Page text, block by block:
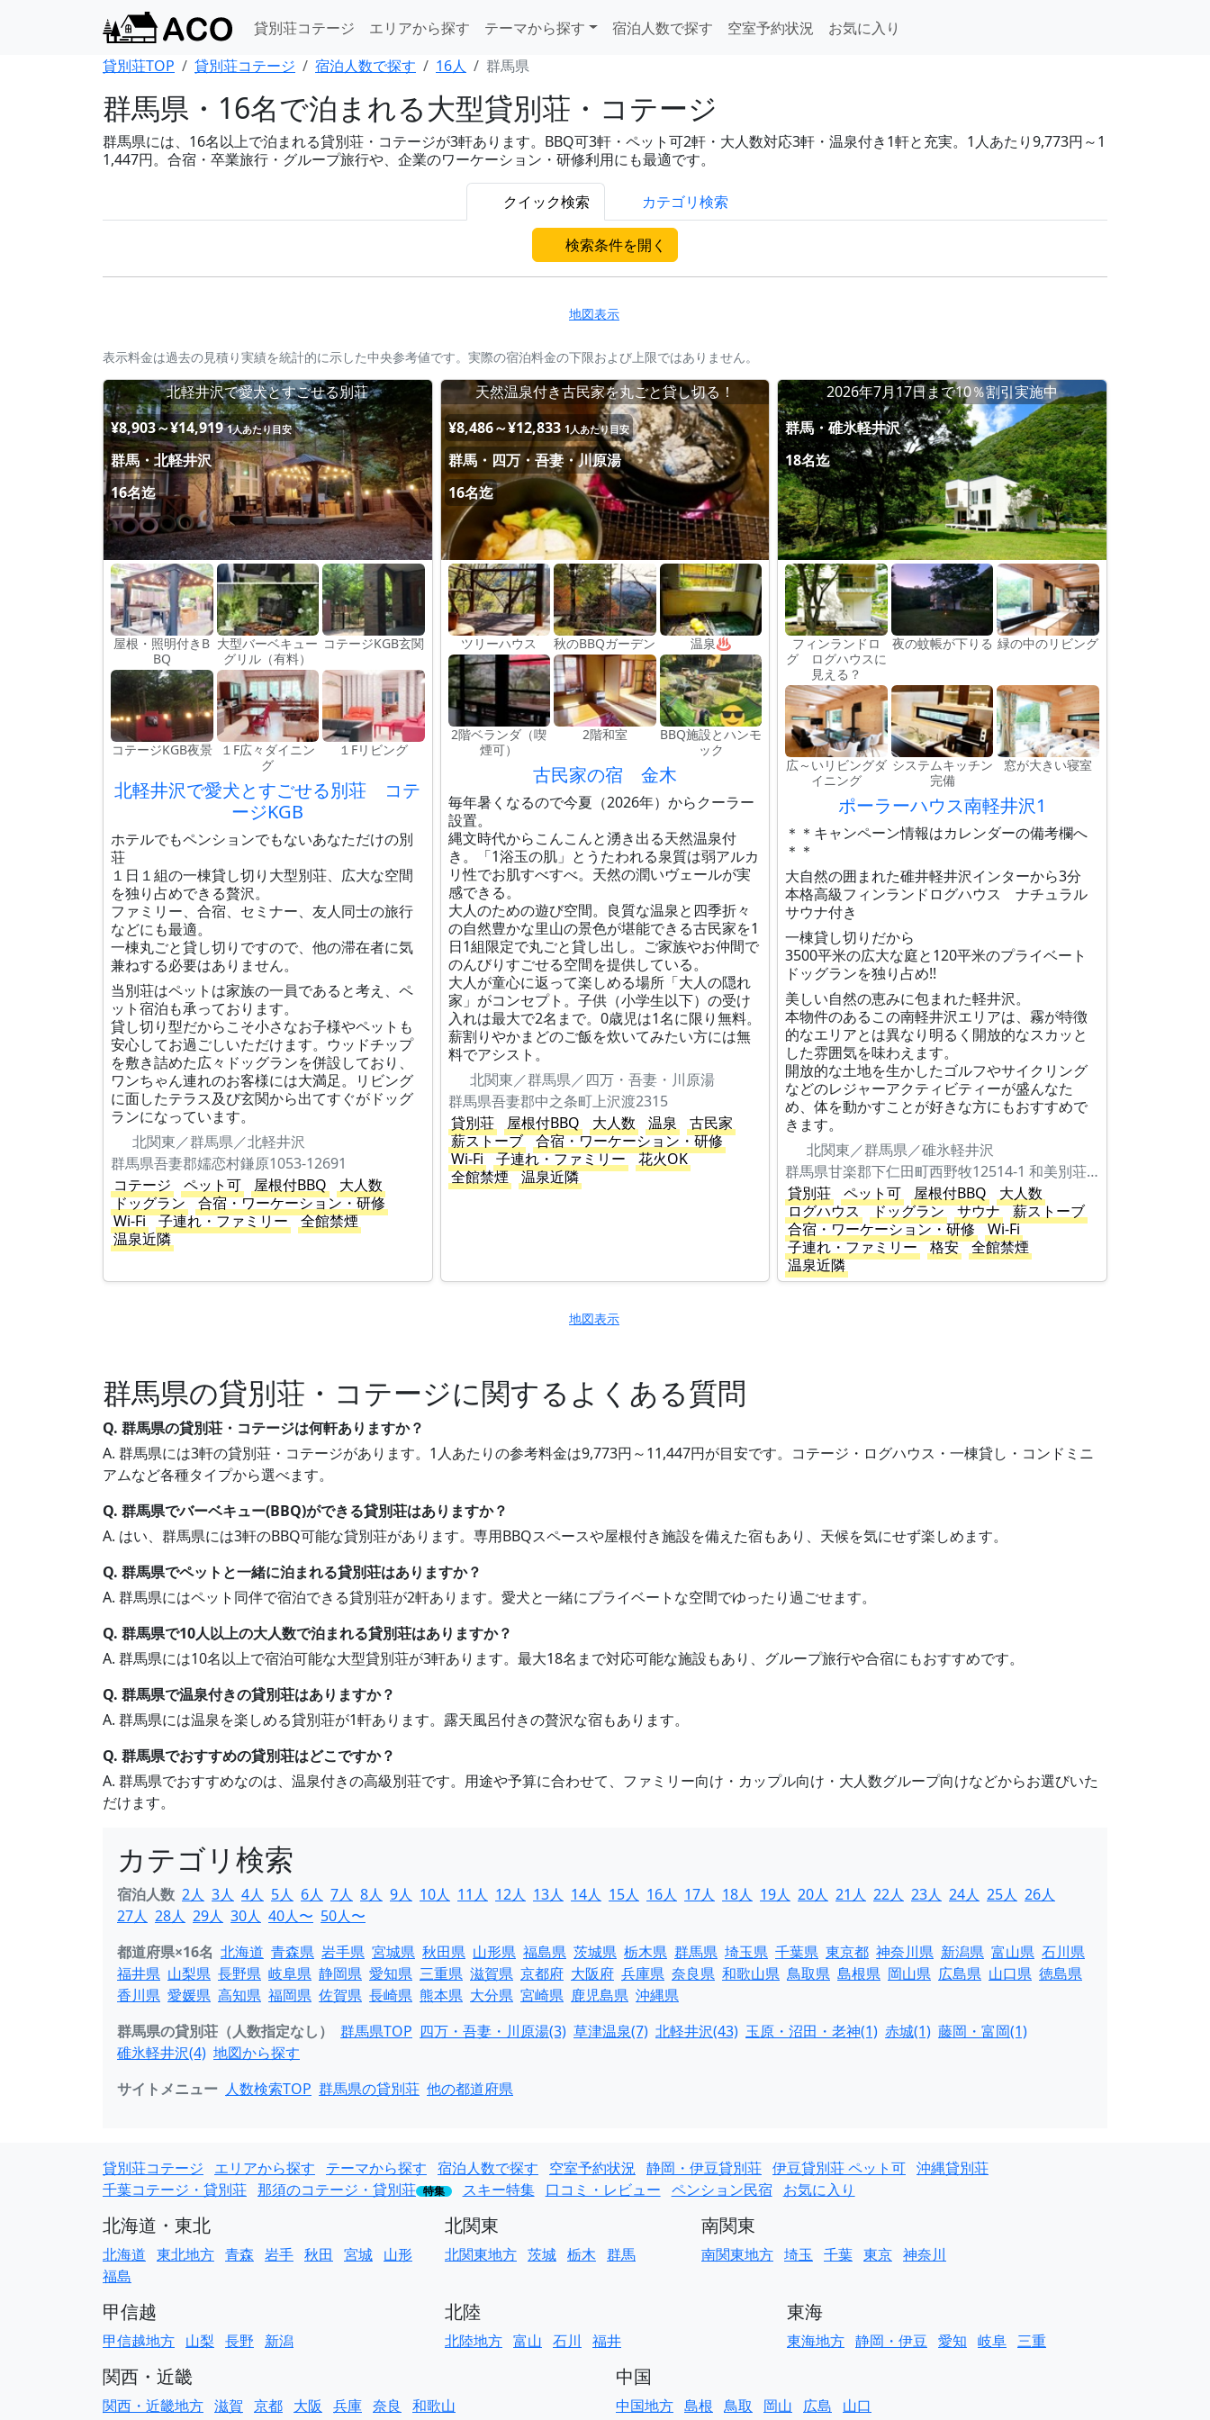
貸別荘コテージ エリアから探す テーマから探す 宿泊人数で探す 空室予約状況
お気に入り
貸別荘TOP
貸別荘コテージ 宿泊人数で探す 16人 群馬県
群馬県・16名で泊まれる大型貸別荘・コテージ
群馬県には、16名以上で泊まれる貸別荘・コテージが3軒あります。BBQ可3軒・ペット可2軒・大人数対応3軒・温泉付き1軒と充実。1人あたり9,773円～1
1,447円。合宿・卒業旅行・グループ旅行や、企業のワーケーション・研修利用にも最適です。
クイック検索 カテゴリ検索
検索条件を開く
地図表示
表示料金は過去の見積り実績を統計的に示した中央参考値です。実際の宿泊料金の下限および上限ではありません。
北軽井沢で愛犬とすごせる別荘
¥8,903～¥14,919 1人あたり目安
群馬・北軽井沢
16名迄
屋根・照明付きB
BQ
大型バーベキュー
グリル（有料）
コテージKGB玄関
コテージKGB夜景
１F広々ダイニン
グ
１Fリビング
北軽井沢で愛犬とすごせる別荘 コテ
ージKGB
ホテルでもペンションでもないあなただけの別
荘
１日１組の一棟貸し切り大型別荘、広大な空間
を独り占めできる贅沢。
ファミリー、合宿、セミナー、友人同士の旅行
などにも最適。
一棟丸ごと貸し切りですので、他の滞在者に気
兼ねする必要はありません。
当別荘はペットは家族の一員であると考え、ペ
ット宿泊も承っております。
貸し切り型だからこそ小さなお子様やペットも
安心してお過ごしいただけます。ウッドチップ
を敷き詰めた広々ドッグランを併設しており、
ワンちゃん連れのお客様には大満足。リビング
に面したテラス及び玄関から出てすぐがドッグ
ランになっています。
北関東／群馬県／北軽井沢
群馬県吾妻郡嬬恋村鎌原1053-12691
コテージ
ペット可 屋根付BBQ
大人数
ドッグラン
合宿・ワーケーション・研修
Wi-Fi
子連れ・ファミリー
全館禁煙
温泉近隣
天然温泉付き古民家を丸ごと貸し切る！
¥8,486～¥12,833 1人あたり目安
群馬・四万・吾妻・川原湯
16名迄
ツリーハウス 秋のBBQガーデン 温泉♨
2階ベランダ（喫
煙可）
2階和室
BBQ施設とハンモ
ック
古民家の宿 金木
毎年暑くなるので今夏（2026年）からクーラー
設置。
縄文時代からこんこんと湧き出る天然温泉付
き。「1浴玉の肌」とうたわれる泉質は弱アルカ
リ性でお肌すべすべ。天然の潤いヴェールが実
感できる。
大人のための遊び空間。良質な温泉と四季折々
の自然豊かな里山の景色が堪能できる古民家を1
日1組限定で丸ごと貸し出し。ご家族やお仲間で
のんびりすごせる空間を提供している。
大人が童心に返って楽しめる場所「大人の隠れ
家」がコンセプト。子供（小学生以下）の受け
入れは最大で2名まで。0歳児は1名に限り無料。
薪割りやかまどのご飯を炊いてみたい方には無
料でアシスト。
北関東／群馬県／四万・吾妻・川原湯
群馬県吾妻郡中之条町上沢渡2315
貸別荘
屋根付BBQ 大人数 温泉
古民家
薪ストーブ
合宿・ワーケーション・研修
Wi-Fi
子連れ・ファミリー
花火OK
全館禁煙
温泉近隣
2026年7月17日まで10％割引実施中
群馬・碓氷軽井沢
18名迄
フィンランドロ
グ ログハウスに
見える？
夜の蚊帳が下りる 緑の中のリビング
広～いリビングダ
イニング
システムキッチン
完備
窓が大きい寝室
ポーラーハウス南軽井沢1
＊＊キャンペーン情報はカレンダーの備考欄へ
＊＊
大自然の囲まれた碓井軽井沢インターから3分
本格高級フィンランドログハウス ナチュラル
サウナ付き
一棟貸し切りだから
3500平米の広大な庭と120平米のプライベート
ドッグランを独り占め!!
美しい自然の恵みに包まれた軽井沢。
本物件のあるこの南軽井沢エリアは、霧が特徴
的なエリアとは異なり明るく開放的なスカッと
した雰囲気を味わえます。
開放的な土地を生かしたゴルフやサイクリング
などのレジャーアクティビティーが盛んなた
め、体を動かすことが好きな方にもおすすめで
きます。
北関東／群馬県／碓氷軽井沢
群馬県甘楽郡下仁田町西野牧12514-1 和美別荘4-14（けやき広場）
貸別荘
ペット可 屋根付BBQ
大人数
ログハウス
ドッグラン サウナ
薪ストーブ
合宿・ワーケーション・研修
Wi-Fi
子連れ・ファミリー
格安
全館禁煙
温泉近隣
地図表示
群馬県の貸別荘・コテージに関するよくある質問
Q. 群馬県の貸別荘・コテージは何軒ありますか？
A. 群馬県には3軒の貸別荘・コテージがあります。1人あたりの参考料金は9,773円～11,447円が目安です。コテージ・ログハウス・一棟貸し・コンドミニ
アムなど各種タイプから選べます。
Q. 群馬県でバーベキュー(BBQ)ができる貸別荘はありますか？
A. はい、群馬県には3軒のBBQ可能な貸別荘があります。専用BBQスペースや屋根付き施設を備えた宿もあり、天候を気にせず楽しめます。
Q. 群馬県でペットと一緒に泊まれる貸別荘はありますか？
A. 群馬県にはペット同伴で宿泊できる貸別荘が2軒あります。愛犬と一緒にプライベートな空間でゆったり過ごせます。
Q. 群馬県で10人以上の大人数で泊まれる貸別荘はありますか？
A. 群馬県には10名以上で宿泊可能な大型貸別荘が3軒あります。最大18名まで対応可能な施設もあり、グループ旅行や合宿にもおすすめです。
Q. 群馬県で温泉付きの貸別荘はありますか？
A. 群馬県には温泉を楽しめる貸別荘が1軒あります。露天風呂付きの贅沢な宿もあります。
Q. 群馬県でおすすめの貸別荘はどこですか？
A. 群馬県でおすすめなのは、温泉付きの高級別荘です。用途や予算に合わせて、ファミリー向け・カップル向け・大人数グループ向けなどからお選びいた
だけます。
カテゴリ検索
宿泊人数 2人 3人 4人 5人 6人 7人 8人 9人 10人 11人 12人 13人 14人 15人 16人 17人 18人 19人 20人 21人 22人 23人 24人 25人 26人
27人 28人 29人 30人 40人〜 50人〜
都道府県×16名 北海道 青森県 岩手県 宮城県 秋田県 山形県 福島県 茨城県 栃木県 群馬県 埼玉県 千葉県 東京都 神奈川県 新潟県 富山県 石川県
福井県 山梨県 長野県 岐阜県 静岡県 愛知県 三重県 滋賀県 京都府 大阪府 兵庫県 奈良県 和歌山県 鳥取県 島根県 岡山県 広島県 山口県 徳島県
香川県 愛媛県 高知県 福岡県 佐賀県 長崎県 熊本県 大分県 宮崎県 鹿児島県 沖縄県
群馬県の貸別荘（人数指定なし）
群馬県TOP 四万・吾妻・川原湯(3) 草津温泉(7) 北軽井沢(43) 玉原・沼田・老神(1) 赤城(1) 藤岡・富岡(1)
碓氷軽井沢(4) 地図から探す
サイトメニュー 人数検索TOP 群馬県の貸別荘 他の都道府県
貸別荘コテージ エリアから探す テーマから探す 宿泊人数で探す 空室予約状況 静岡・伊豆貸別荘 伊豆貸別荘 ペット可 沖縄貸別荘
千葉コテージ・貸別荘 那須のコテージ・貸別荘 特集 スキー特集 口コミ・レビュー ペンション民宿 お気に入り
北海道・東北
北海道 東北地方 青森 岩手 秋田 宮城 山形
福島
北関東
北関東地方 茨城 栃木 群馬
南関東
南関東地方 埼玉 千葉 東京 神奈川
甲信越
甲信越地方 山梨 長野 新潟
北陸
北陸地方 富山 石川 福井
東海
東海地方 静岡・伊豆 愛知 岐阜 三重
関西・近畿
関西・近畿地方 滋賀 京都 大阪 兵庫 奈良 和歌山
中国
中国地方 島根 鳥取 岡山 広島 山口